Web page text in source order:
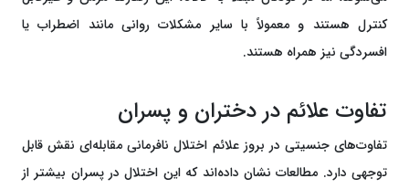
کنترل هستند و معمولاً با سایر مشکلات روانی مانند اضطراب یا
افسردگی نیز همراه هستند.
تفاوت علائم در دختران و پسران
تفاوت‌های جنسیتی در بروز علائم اختلال نافرمانی مقابله‌ای نقش قابل
توجهی دارد. مطالعات نشان داده‌اند که این اختلال در پسران بیشتر از